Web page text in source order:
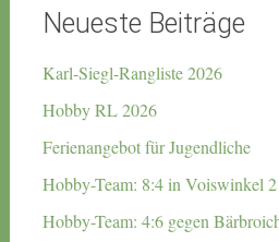
Neueste Beiträge
Karl-Siegl-Rangliste 2026
Hobby RL 2026
Ferienangebot für Jugendliche
Hobby-Team: 8:4 in Voiswinkel 2
Hobby-Team: 4:6 gegen